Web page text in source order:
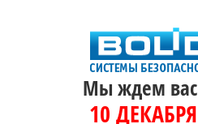
Мы ждем вас
10 ДЕКАБРЯ